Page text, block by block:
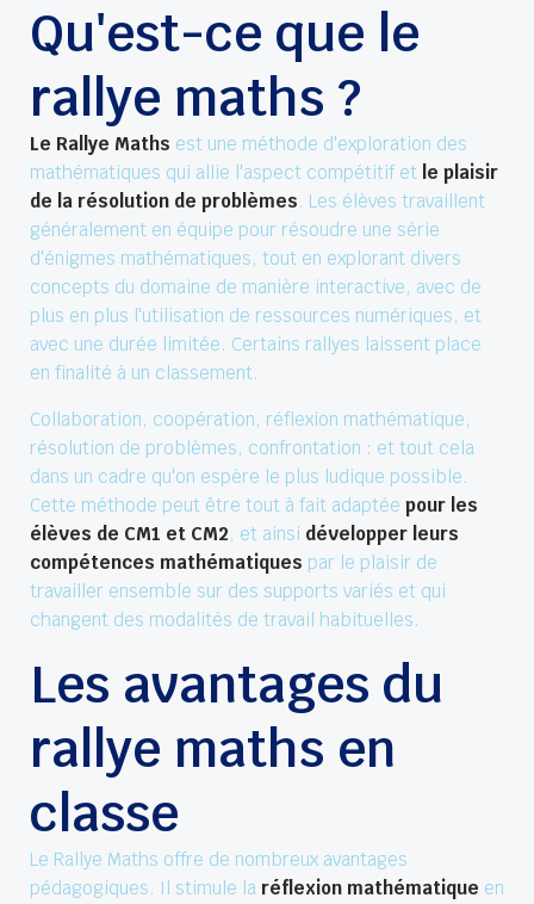
Qu'est-ce que le
rallye maths ?
Le Rallye Maths est une méthode d'exploration des
mathématiques qui allie l'aspect compétitif et le plaisir
de la résolution de problèmes. Les élèves travaillent
généralement en équipe pour résoudre une série
d'énigmes mathématiques, tout en explorant divers
concepts du domaine de manière interactive, avec de
plus en plus l'utilisation de ressources numériques, et
avec une durée limitée. Certains rallyes laissent place
en finalité à un classement.
Collaboration, coopération, réflexion mathématique,
résolution de problèmes, confrontation : et tout cela
dans un cadre qu'on espère le plus ludique possible.
Cette méthode peut être tout à fait adaptée pour les
élèves de CM1 et CM2, et ainsi développer leurs
compétences mathématiques par le plaisir de
travailler ensemble sur des supports variés et qui
changent des modalités de travail habituelles.
Les avantages du
rallye maths en
classe
Le Rallye Maths offre de nombreux avantages
pédagogiques. Il stimule la réflexion mathématique en